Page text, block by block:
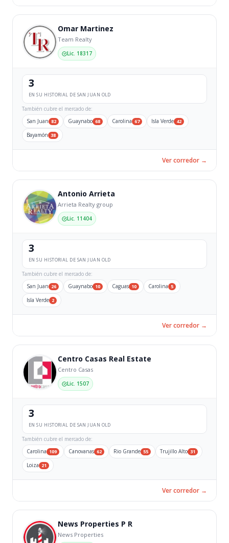
Omar Martinez
Team Realty
Lic. 18317
3
EN SU HISTORIAL DE SAN JUAN OLD
También cubre el mercado de:
San Juan 82 Guaynabo 68 Carolina 67 Isla Verde 42
Bayamón 38
Ver corredor →
Antonio Arrieta
Arrieta Realty group
Lic. 11404
3
EN SU HISTORIAL DE SAN JUAN OLD
También cubre el mercado de:
San Juan 26 Guaynabo 10 Caguas 10 Carolina 5
Isla Verde 2
Ver corredor →
Centro Casas Real Estate
Centro Casas
Lic. 1507
3
EN SU HISTORIAL DE SAN JUAN OLD
También cubre el mercado de:
Carolina 109 Canovanas 62 Rio Grande 55 Trujillo Alto 31
Loiza 21
Ver corredor →
News Properties P R
News Properties